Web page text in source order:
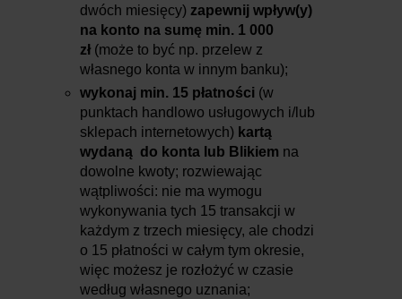
dwóch miesięcy) zapewnij wpływ(y)
na konto na sumę min. 1 000
zł (może to być np. przelew z
własnego konta w innym banku);
wykonaj min. 15 płatności (w
punktach handlowo usługowych i/lub
sklepach internetowych) kartą
wydaną do konta lub Blikiem na
dowolne kwoty; rozwiewając
wątpliwości: nie ma wymogu
wykonywania tych 15 transakcji w
każdym z trzech miesięcy, ale chodzi
o 15 płatności w całym tym okresie,
więc możesz je rozłożyć w czasie
według własnego uznania;